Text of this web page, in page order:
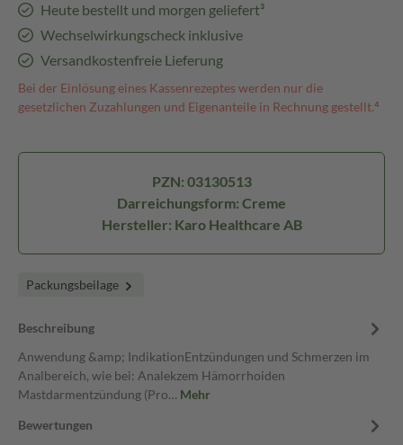
Heute bestellt und morgen geliefert³
Wechselwirkungscheck inklusive
Versandkostenfreie Lieferung
Bei der Einlösung eines Kassenrezeptes werden nur die
gesetzlichen Zuzahlungen und Eigenanteile in Rechnung gestellt.⁴
PZN: 03130513
Darreichungsform: Creme
Hersteller: Karo Healthcare AB
Packungsbeilage
Beschreibung
Anwendung &amp; IndikationEntzündungen und Schmerzen im
Analbereich, wie bei: Analekzem Hämorrhoiden
Mastdarmentzündung (Pro… Mehr
Bewertungen